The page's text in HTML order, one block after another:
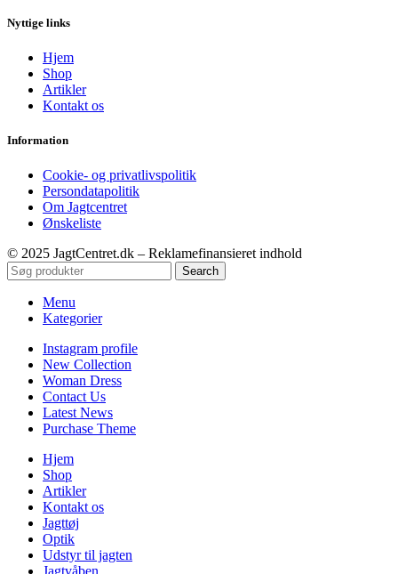
Nyttige links
Hjem
Shop
Artikler
Kontakt os
Information
Cookie- og privatlivspolitik
Persondatapolitik
Om Jagtcentret
Ønskeliste
© 2025 JagtCentret.dk – Reklamefinansieret indhold
Search
Menu
Kategorier
Instagram profile
New Collection
Woman Dress
Contact Us
Latest News
Purchase Theme
Hjem
Shop
Artikler
Kontakt os
Jagttøj
Optik
Udstyr til jagten
Jagtvåben